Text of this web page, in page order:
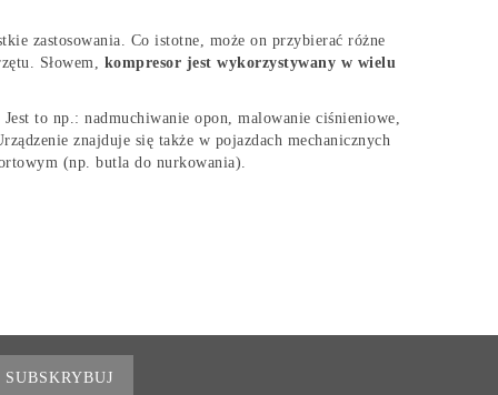
zastosowania. Co istotne, może on przybierać różne
Słowem, kompresor jest wykorzystywany w wielu
to np.: nadmuchiwanie opon, malowanie ciśnieniowe,
znajduje się także w pojazdach mechanicznych
(np. butla do nurkowania).
SUBSKRYBUJ